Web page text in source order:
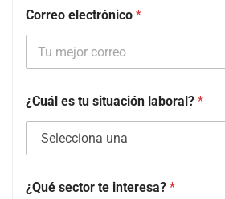
Correo electrónico *
¿Cuál es tu situación laboral? *
¿Qué sector te interesa? *